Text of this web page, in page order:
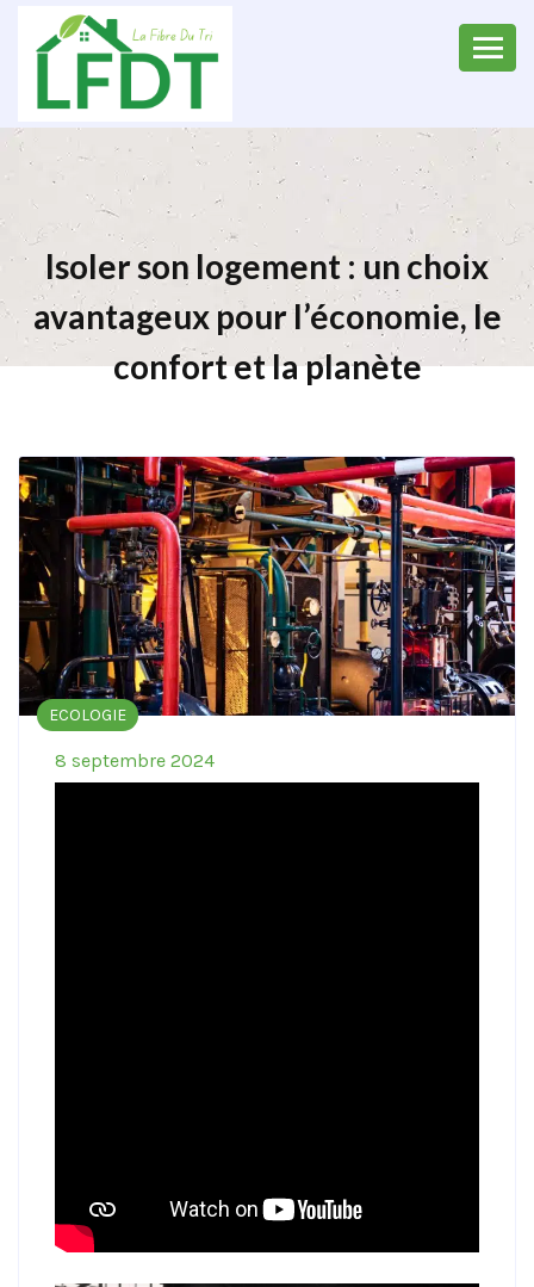
Isoler son logement : un choix
avantageux pour l’économie, le
confort et la planète
ECOLOGIE
8 septembre 2024